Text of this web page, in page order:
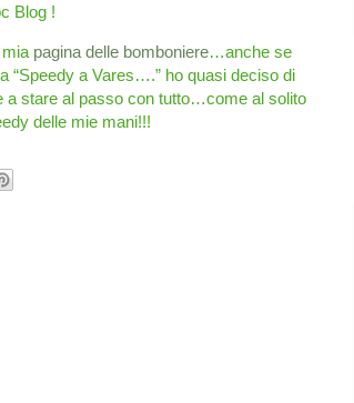
Blog !
pagina delle bomboniere…anche se
“Speedy a Vares….” ho quasi deciso di
stare al passo con tutto…come al solito
delle mie mani!!!